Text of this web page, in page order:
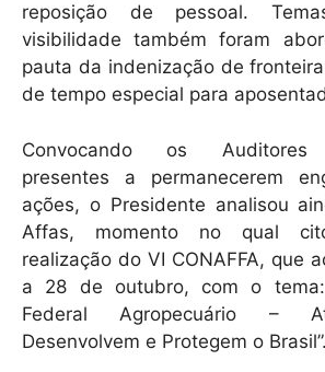
reposição de pessoal.
visibilidade também foram
pauta da indenização de
de tempo especial para
Convocando os Auditores
presentes a permanecerem
ações, o Presidente analisou
Affas, momento no qual
realização do VI CONAFFA, que
a 28 de outubro, com o tema:
Federal Agropecuário –
Desenvolvem e Protegem o Brasil”.